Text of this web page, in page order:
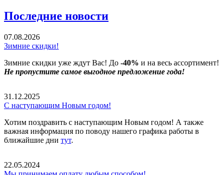
Последние новости
07.08.2026
Зимние скидки!
Зимние скидки уже ждут Вас! До -40% и на весь ассортимент!
Не пропустите самое выгодное предложение года!
31.12.2025
С наступающим Новым годом!
Хотим поздравить с наступающим Новым годом! А также
важная информация по поводу нашего графика работы в
ближайшие дни тут.
22.05.2024